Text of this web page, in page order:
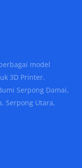
model
3D Printer.
Serpong Damai,
Serpong Utara,